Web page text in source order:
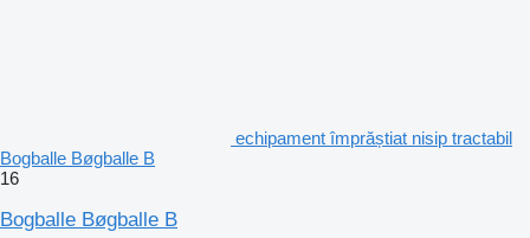
echipament împrăștiat nisip tractabil
Bogballe Bøgballe B
16
Bogballe Bøgballe B